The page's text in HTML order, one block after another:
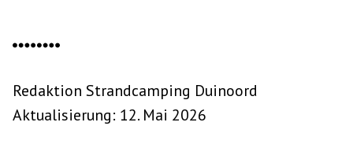
Redaktion Strandcamping Duinoord
Aktualisierung: 12. Mai 2026